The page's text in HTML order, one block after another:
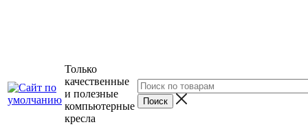
Только
качественные
и полезные
компьютерные
кресла